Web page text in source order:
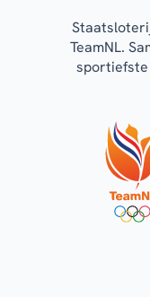
TeamNL.
sportiefste